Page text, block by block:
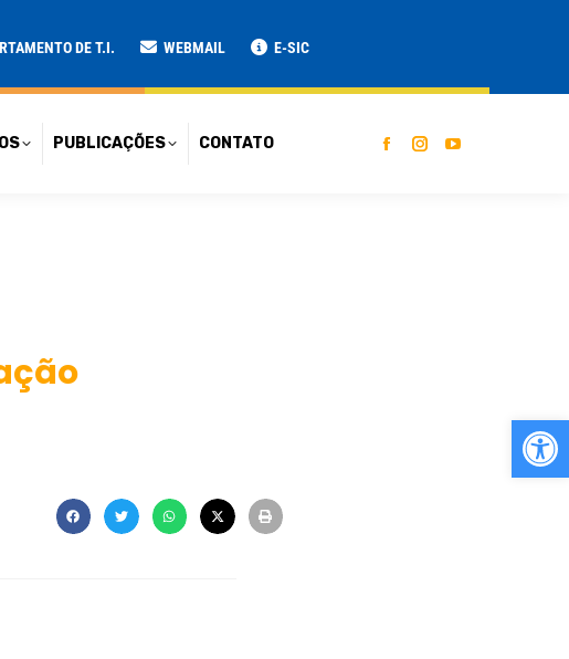
DE T.I. WEBMAIL E-SIC
PUBLICAÇÕES CONTATO